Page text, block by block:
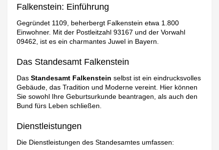
Falkenstein: Einführung
Gegründet 1109, beherbergt Falkenstein etwa 1.800
Einwohner. Mit der Postleitzahl 93167 und der Vorwahl
09462, ist es ein charmantes Juwel in Bayern.
Das Standesamt Falkenstein
DasStandesamt Falkenstein selbst ist ein eindrucksvolles
Gebäude, das Tradition und Moderne vereint. Hier können
Sie sowohl Ihre Geburtsurkunde beantragen, als auch den
Bund fürs Leben schließen.
Dienstleistungen
Die Dienstleistungen des Standesamtes umfassen: